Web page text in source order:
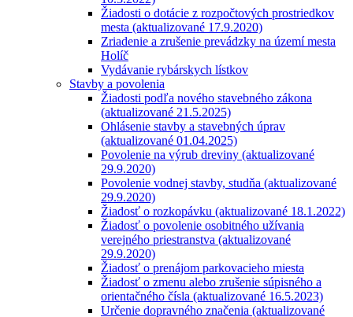
Žiadosti o dotácie z rozpočtových prostriedkov
mesta (aktualizované 17.9.2020)
Zriadenie a zrušenie prevádzky na území mesta
Holíč
Vydávanie rybárskych lístkov
Stavby a povolenia
Žiadosti podľa nového stavebného zákona
(aktualizované 21.5.2025)
Ohlásenie stavby a stavebných úprav
(aktualizované 01.04.2025)
Povolenie na výrub dreviny (aktualizované
29.9.2020)
Povolenie vodnej stavby, studňa (aktualizované
29.9.2020)
Žiadosť o rozkopávku (aktualizované 18.1.2022)
Žiadosť o povolenie osobitného užívania
verejného priestranstva (aktualizované
29.9.2020)
Žiadosť o prenájom parkovacieho miesta
Žiadosť o zmenu alebo zrušenie súpisného a
orientačného čísla (aktualizované 16.5.2023)
Určenie dopravného značenia (aktualizované